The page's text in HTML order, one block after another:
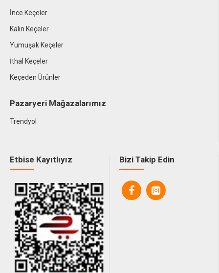
İnce Keçeler
Kalın Keçeler
Yumuşak Keçeler
İthal Keçeler
Keçeden Ürünler
Pazaryeri Mağazalarımız
Trendyol
Etbise Kayıtlıyız Bizi Takip Edin